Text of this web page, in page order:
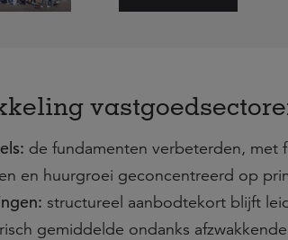
de fundamenten verbeterden, met
en huurgroei geconcentreerd op
structureel aanbodtekort blijft
gemiddelde ondanks